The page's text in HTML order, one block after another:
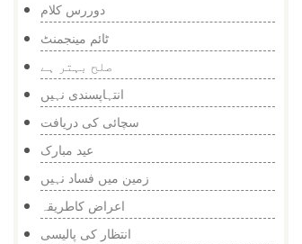
دوررس کلام
ٹائم مینجمنٹ
صلح بہتر ہے
انتہاپسندی نہیں
سچائی کی دریافت
عید مبارک
زمین میں فساد نہیں
اعراض کاطریقہ
انتظار کی پالیسی